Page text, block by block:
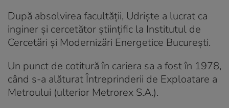
După absolvirea facultății, Udriște a lucrat ca
inginer și cercetător științific la Institutul de
Cercetări și Modernizări Energetice București.
Un punct de cotitură în cariera sa a fost în 1978,
când s-a alăturat Întreprinderii de Exploatare a
Metroului (ulterior Metrorex S.A.).